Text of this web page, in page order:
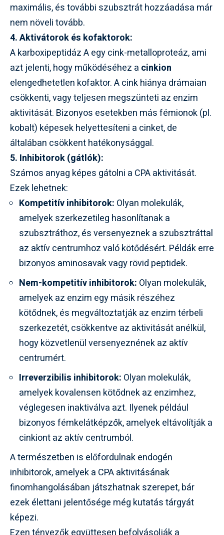
maximális, és további szubsztrát hozzáadása már
nem növeli tovább.
4. Aktivátorok és kofaktorok:
A karboxipeptidáz A egy cink-metalloproteáz, ami
azt jelenti, hogy működéséhez a cinkion
elengedhetetlen kofaktor. A cink hiánya drámaian
csökkenti, vagy teljesen megszünteti az enzim
aktivitását. Bizonyos esetekben más fémionok (pl.
kobalt) képesek helyettesíteni a cinket, de
általában csökkent hatékonysággal.
5. Inhibitorok (gátlók):
Számos anyag képes gátolni a CPA aktivitását.
Ezek lehetnek:
Kompetitív inhibitorok: Olyan molekulák,
amelyek szerkezetileg hasonlítanak a
szubsztráthoz, és versenyeznek a szubsztráttal
az aktív centrumhoz való kötődésért. Példák erre
bizonyos aminosavak vagy rövid peptidek.
Nem-kompetitív inhibitorok: Olyan molekulák,
amelyek az enzim egy másik részéhez
kötődnek, és megváltoztatják az enzim térbeli
szerkezetét, csökkentve az aktivitását anélkül,
hogy közvetlenül versenyeznének az aktív
centrumért.
Irreverzibilis inhibitorok: Olyan molekulák,
amelyek kovalensen kötődnek az enzimhez,
véglegesen inaktiválva azt. Ilyenek például
bizonyos fémkelátképzők, amelyek eltávolítják a
cinkiont az aktív centrumból.
A természetben is előfordulnak endogén
inhibitorok, amelyek a CPA aktivitásának
finomhangolásában játszhatnak szerepet, bár
ezek élettani jelentősége még kutatás tárgyát
képezi.